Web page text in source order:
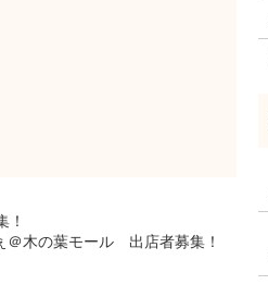
！
木の葉モール 出店者募集！